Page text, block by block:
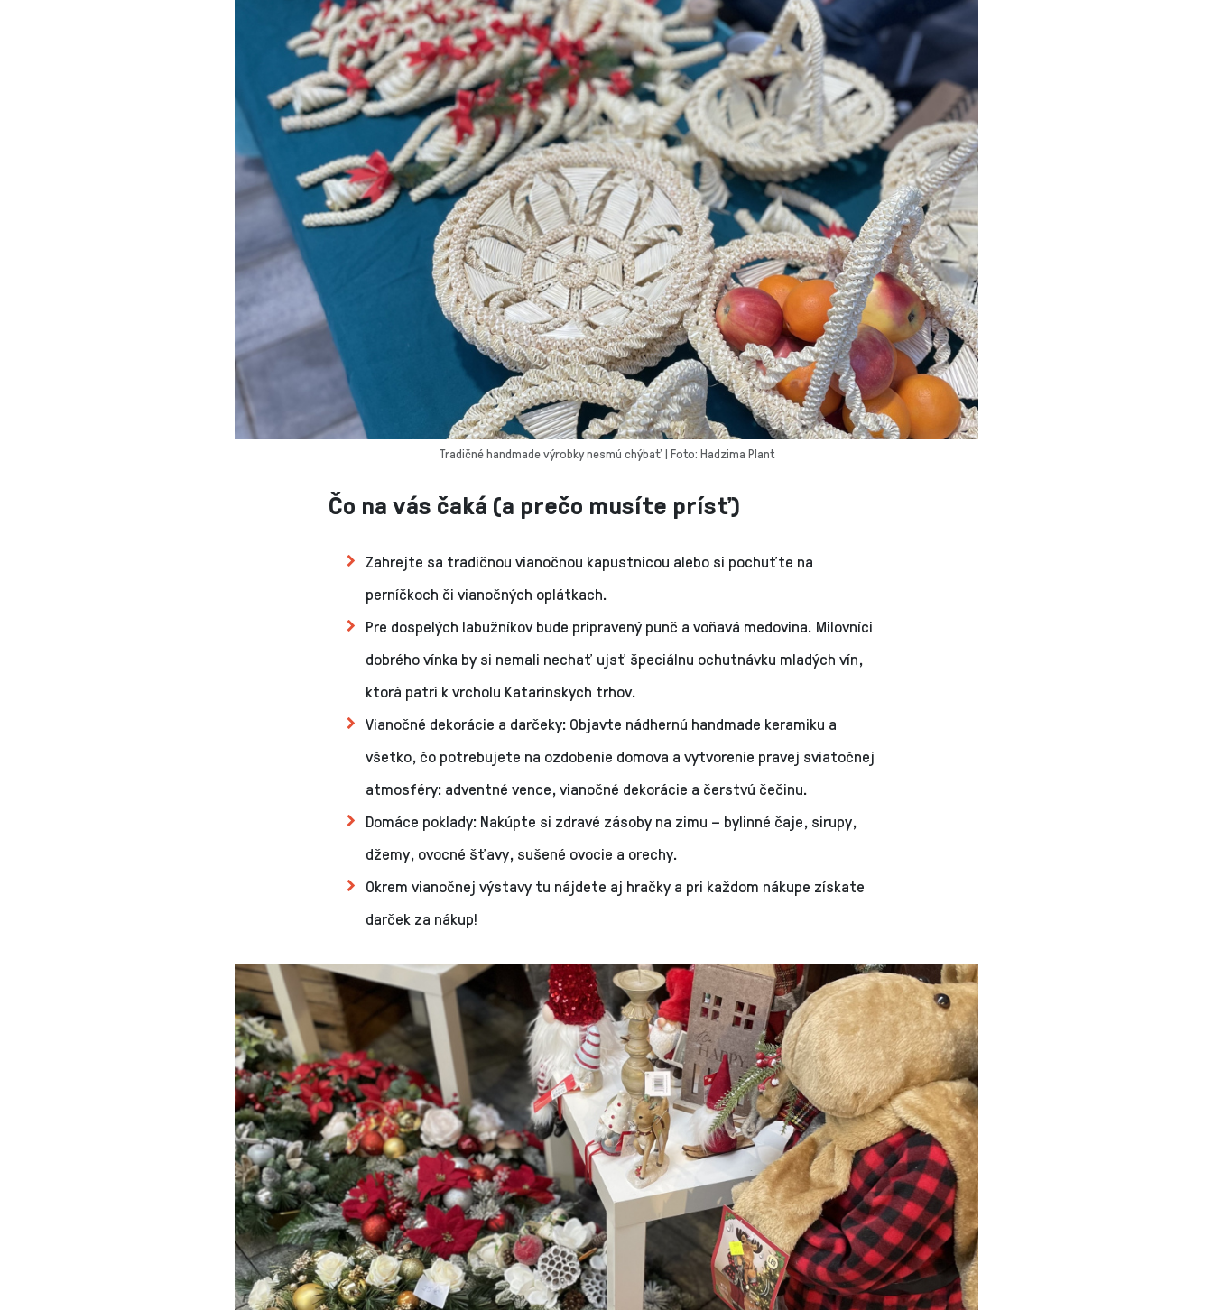
Tradičné handmade výrobky nesmú chýbať | Foto: Hadzima Plant
Čo na vás čaká (a prečo musíte prísť)
Zahrejte sa tradičnou vianočnou kapustnicou alebo si pochuťte na
perníčkoch či vianočných oplátkach.
Pre dospelých labužníkov bude pripravený punč a voňavá medovina. Milovníci
dobrého vínka by si nemali nechať ujsť špeciálnu ochutnávku mladých vín,
ktorá patrí k vrcholu Katarínskych trhov.
Vianočné dekorácie a darčeky: Objavte nádhernú handmade keramiku a
všetko, čo potrebujete na ozdobenie domova a vytvorenie pravej sviatočnej
atmosféry: adventné vence, vianočné dekorácie a čerstvú čečinu.
Domáce poklady: Nakúpte si zdravé zásoby na zimu – bylinné čaje, sirupy,
džemy, ovocné šťavy, sušené ovocie a orechy.
Okrem vianočnej výstavy tu nájdete aj hračky a pri každom nákupe získate
darček za nákup!